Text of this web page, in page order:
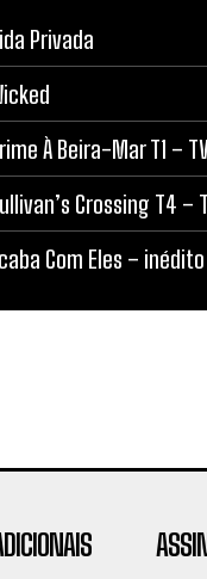
Privada
À Beira-Mar T1 –
Crossing T4 –
Com Eles – inédito